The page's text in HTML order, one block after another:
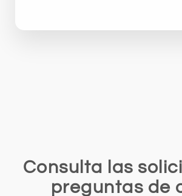
Consulta las
preguntas de